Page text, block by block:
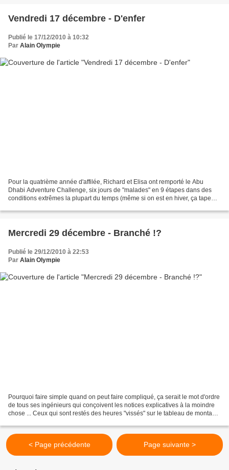
Vendredi 17 décembre - D'enfer
Publié le 17/12/2010 à 10:32
Par Alain Olympie
Pour la quatrième année d'affilée, Richard et Elisa ont remporté le Abu
Dhabi Adventure Challenge, six jours de "malades" en 9 étapes dans des
conditions extrêmes la plupart du temps (même si on est en hiver, ça tape
Mercredi 29 décembre - Branché !?
Publié le 29/12/2010 à 22:53
Par Alain Olympie
Pourquoi faire simple quand on peut faire compliqué, ça serait le mot d'ordre
de tous ses ingénieurs qui conçoivent les notices explicatives à la moindre
chose ... Ceux qui sont restés des heures "vissés" sur le tableau de montage
< Page précédente Page suivante >